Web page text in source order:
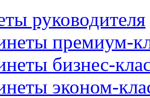
руководителя
премиум-
бизнес-
эконом-